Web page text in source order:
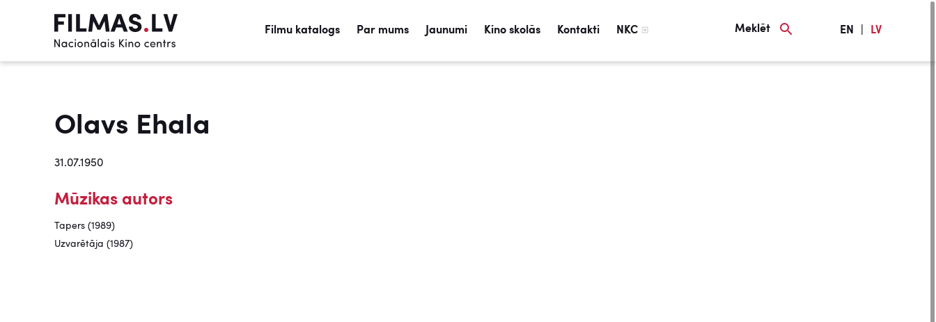
Filmu katalogs Par mums Jaunumi Kino skolās Kontakti NKC Meklēt EN LV
Olavs Ehala
31.07.1950
Mūzikas autors
Tapers (1989)
Uzvarētāja (1987)